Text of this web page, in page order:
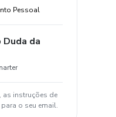
Pessoal
Duda da
instruções de
o seu email.